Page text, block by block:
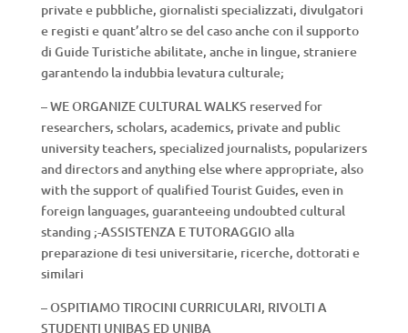
private e pubbliche, giornalisti specializzati, divulgatori
e registi e quant’altro se del caso anche con il supporto
di Guide Turistiche abilitate, anche in lingue, straniere
garantendo la indubbia levatura culturale;
– WE ORGANIZE CULTURAL WALKS reserved for
researchers, scholars, academics, private and public
university teachers, specialized journalists, popularizers
and directors and anything else where appropriate, also
with the support of qualified Tourist Guides, even in
foreign languages, guaranteeing undoubted cultural
standing ;-ASSISTENZA E TUTORAGGIO alla
preparazione di tesi universitarie, ricerche, dottorati e
similari
– OSPITIAMO TIROCINI CURRICULARI, RIVOLTI A
STUDENTI UNIBAS ED UNIBA